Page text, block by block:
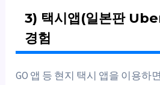
3) 택시앱(일본판
경험
GO 앱 등 현지 택시 앱을 이용하